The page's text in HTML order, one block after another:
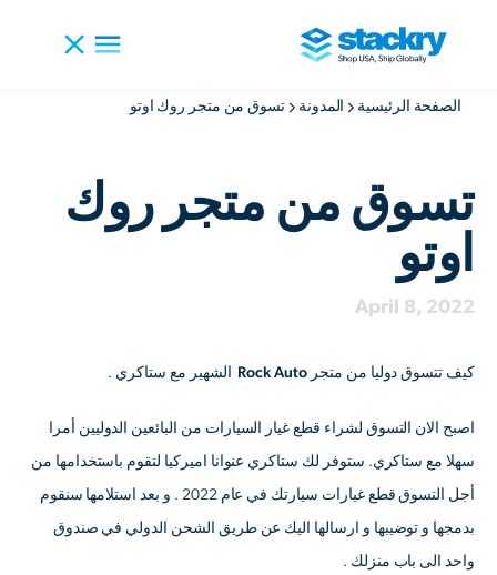
الصفحة الرئيسية المدونة تسوق من متجر روك اوتو
تسوق من متجر روك
اوتو
April 8, 2022
كيف تتسوق دوليا من متجر Rock Auto الشهير مع ستاكري .
اصبح الان التسوق لشراء قطع غيار السيارات من البائعين الدوليين أمرا
سهلا مع ستاكري. ستوفر لك ستاكري عنوانا اميركيا لتقوم باستخدامها من
أجل التسوق قطع غيارات سيارتك في عام 2022 . و بعد استلامها سنقوم
بدمجها و توضيبها و ارسالها اليك عن طريق الشحن الدولي في صندوق
واحد الى باب منزلك .